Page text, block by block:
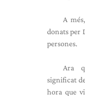
A
donats per
persones.
Ara
significat
hora que